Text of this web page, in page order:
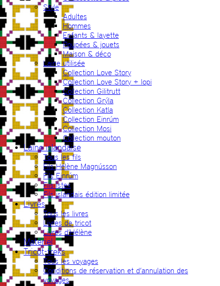
Style
Adultes
Hommes
Enfants & layette
Poupées & jouets
Maison & déco
Laine utilisée
Collection Love Story
Collection Love Story + lopi
Collection Gilitrutt
Collection Grýla
Collection Katla
Collection Einrúm
Collection Mosi
Collection mouton
Laine islandaise
Tous les fils
Fils Hélène Magnússon
Fils Einrúm
Fils Ístex
Fils islandais édition limitée
Livres
Tous les livres
Livres de tricot
Livres d’Hélène
Matériel
Tricot-treks
Tous les voyages
Conditions de réservation et d’annulation des
voyages